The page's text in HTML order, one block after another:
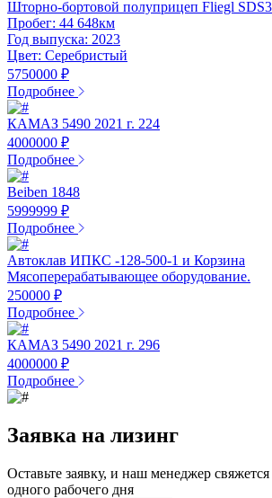
Шторно-бортовой полуприцеп Fliegl
Пробег: 44 648км
Год выпуска: 2023
Цвет: Серебристый
5750000 ₽
Подробнее
КАМАЗ 5490 2021 г. 224
4000000 ₽
Подробнее
Beiben 1848
5999999 ₽
Подробнее
Автоклав ИПКС -128-500-1 и Корзина
Мясоперерабатывающее оборудование.
250000 ₽
Подробнее
КАМАЗ 5490 2021 г. 296
4000000 ₽
Подробнее
Заявка на лизинг
Оставьте заявку, и наш менеджер
одного рабочего дня